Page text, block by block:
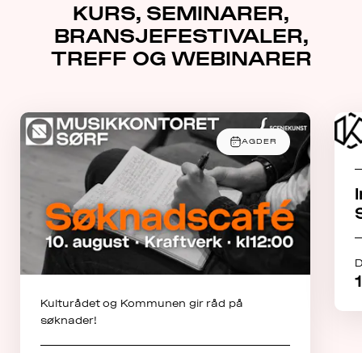
KURS, SEMINARER,
BRANSJEFESTIVALER,
TREFF OG WEBINARER
AGDER
Kulturådet og Kommunen gir råd på
søknader!